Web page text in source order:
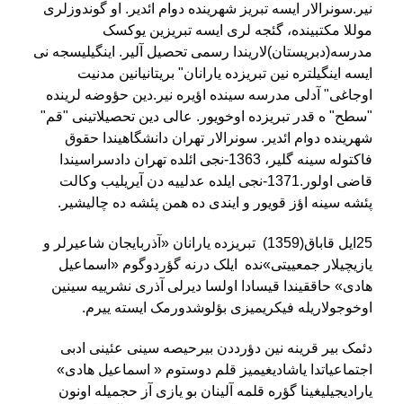
نیر.سونرالار ایسه تبریز شهرینده دوام ائدیر. او گوندوزلری
موللا مکتبینده، گئجه لری ایسه تبریزین یوکسک
مدرسه(دبریستان)لاریندا رسمی تحصیل آلیر. اینگیلیسجه نی
ایسه اینگیلتره نین تبریزده یارانان" بریتانیانین مدنیت
اوجاغی" آدلی مدرسه سینده اؤیره نیر.دین حؤوضه لرینده
"سطح" ه قدر تبریزده اوخویور. عالی دین تحصیلاتینی "قم"
شهرینده دوام ائدیر. سونرالار تهران دانشگاهیندا حقوق
فاکتوله سینه گلیر، 1363-نجی ائلده تهران دادسراسیندا
قاضی اولور.1371-نجی ایلده عدلییه دن آیریلیب وکالت
پئشه سینه اؤز قویور و ایندی ده همن پئشه ده چالیشیر .
25ایل قاباق(1359) تبریزده یارانان «آذربایجان شاعیرلر و
یازیچیلار جمعییتی»نده ایلک درنه گؤردوگوم «اسماعیل
هادی» حاققیندا قیسادا اولسا دیرلی آذری نشرییه سینین
اوخوجولاریله فیکریمیزی بؤلوشدورمک ایسته ییرم.
دئمک بیر قرینه نین دؤرددن بیرحیصه سینی عئینی ادبی
اجتماعیاتدا یاشادیغیمیز قلم دوستوم « اسماعیل هادی»
یارادیجیلیغینا گؤره قلمه آلینان بو یازی آز حجمیله اونون